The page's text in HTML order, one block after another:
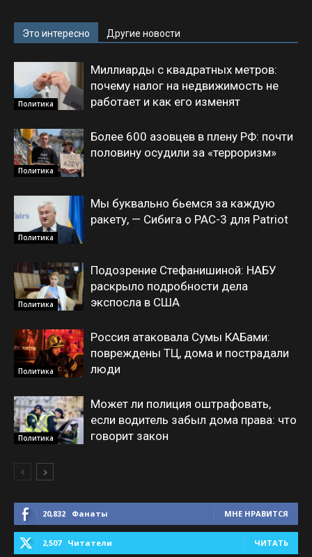
Это интересно Другие новости
Политика
Миллиарды с квадратных метров:
почему налог на недвижимость не
работает и как его изменят
Политика
Более 600 азовцев в плену РФ: почти
половину осудили за «терроризм»
Политика
Мы буквально бьемся за каждую
ракету, — Сибига о PAC-3 для Patriot
Политика
Подозрение Стефанишиной: НАБУ
раскрыло подробности дела
экспосла в США
Политика
Россия атаковала Сумы КАБами:
повреждены ТЦ, дома и пострадали
люди
Политика
Может ли полиция оштрафовать,
если водитель забыл дома права: что
говорит закон
20,832 Фанаты МНЕ НРАВИТСЯ
2,507 Читатели ЧИТАТЬ